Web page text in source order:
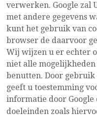
verwerken. Google zal
met andere gegevens
kunt het gebruik van
browser de daarvoor
Wij wijzen u er echter
niet alle
benutten. Door gebruik
geeft u toestemming
informatie door Google
doeleinden zoals